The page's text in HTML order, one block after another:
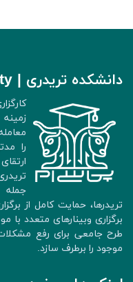
دانشکده تریدری | PCM University
را
تریدرها، حمایت کامل از
برگزاری وبینارهای متعدد
طرح جامعی برای رفع
موجود را برطرف سازد.